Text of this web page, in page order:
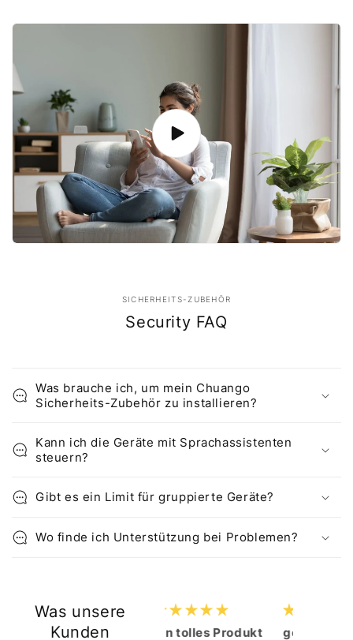
SICHERHEITS-ZUBEHÖR
Security FAQ
Was brauche ich, um mein Chuango
Sicherheits-Zubehör zu installieren?
Kann ich die Geräte mit Sprachassistenten
steuern?
Gibt es ein Limit für gruppierte Geräte?
Wo finde ich Unterstützung bei Problemen?
Was unsere
Kunden
Ein tolles Produkt
good product